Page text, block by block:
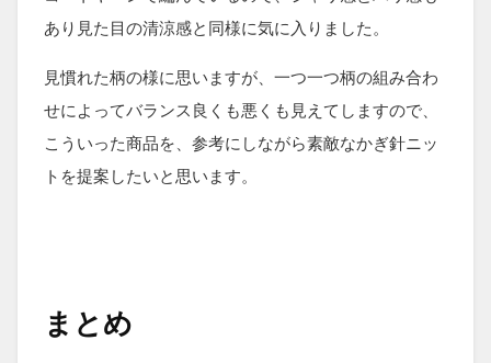
あり見た目の清涼感と同様に気に入りました。
見慣れた柄の様に思いますが、一つ一つ柄の組み合わ
せによってバランス良くも悪くも見えてしますので、
こういった商品を、参考にしながら素敵なかぎ針ニッ
トを提案したいと思います。
まとめ